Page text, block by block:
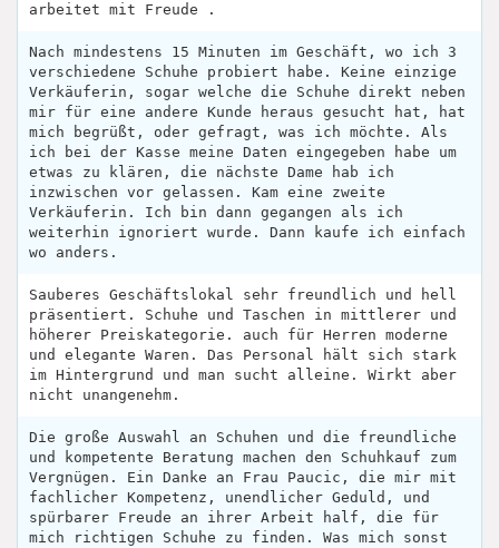
arbeitet mit Freude .
Nach mindestens 15 Minuten im Geschäft, wo ich 3
verschiedene Schuhe probiert habe. Keine einzige
Verkäuferin, sogar welche die Schuhe direkt neben
mir für eine andere Kunde heraus gesucht hat, hat
mich begrüßt, oder gefragt, was ich möchte. Als
ich bei der Kasse meine Daten eingegeben habe um
etwas zu klären, die nächste Dame hab ich
inzwischen vor gelassen. Kam eine zweite
Verkäuferin. Ich bin dann gegangen als ich
weiterhin ignoriert wurde. Dann kaufe ich einfach
wo anders.
Sauberes Geschäftslokal sehr freundlich und hell
präsentiert. Schuhe und Taschen in mittlerer und
höherer Preiskategorie. auch für Herren moderne
und elegante Waren. Das Personal hält sich stark
im Hintergrund und man sucht alleine. Wirkt aber
nicht unangenehm.
Die große Auswahl an Schuhen und die freundliche
und kompetente Beratung machen den Schuhkauf zum
Vergnügen. Ein Danke an Frau Paucic, die mir mit
fachlicher Kompetenz, unendlicher Geduld, und
spürbarer Freude an ihrer Arbeit half, die für
mich richtigen Schuhe zu finden. Was mich sonst